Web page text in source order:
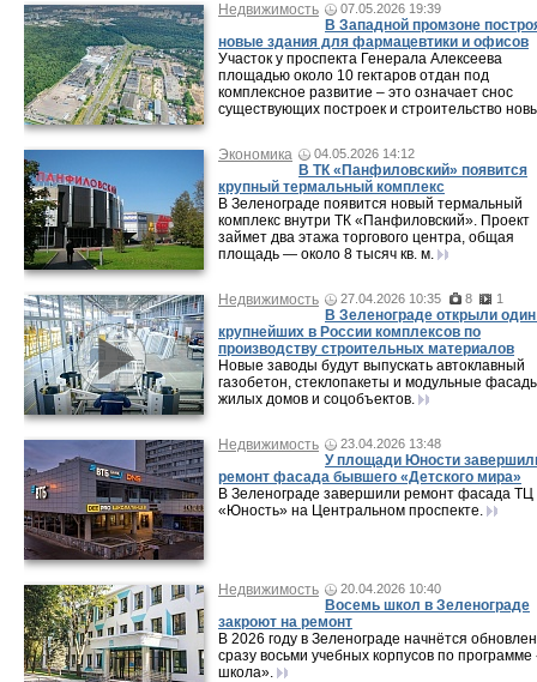
Недвижимость 07.05.2026 19:39
В Западной промзоне
новые здания для фармацевтики и офисов
Участок у проспекта Генерала Алексеева
площадью около 10 гектаров отдан под
комплексное развитие – это означает снос
существующих построек и строительство
Экономика 04.05.2026 14:12
В ТК «Панфиловский» появится
крупный термальный комплекс
В Зеленограде появится новый термальный
комплекс внутри ТК «Панфиловский». Проект
займет два этажа торгового центра, общая
площадь — около 8 тысяч кв. м.
Недвижимость 27.04.2026 10:35 8 1
В Зеленограде открыли один
крупнейших в России комплексов по
производству строительных материалов
Новые заводы будут выпускать автоклавный
газобетон, стеклопакеты и модульные
жилых домов и соцобъектов.
Недвижимость 23.04.2026 13:48
У площади Юности
ремонт фасада бывшего «Детского мира»
В Зеленограде завершили ремонт фасада ТЦ
«Юность» на Центральном проспекте.
Недвижимость 20.04.2026 10:40
Восемь школ в Зеленограде
закроют на ремонт
В 2026 году в Зеленограде начнётся
сразу восьми учебных корпусов по
школа».